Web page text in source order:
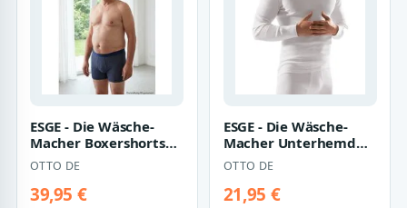
ESGE - Die Wäsche-
Macher Boxershorts
Feinripp Herren
Boxershorts mit E…
OTTO DE
39,95 €
ESGE - Die Wäsche-
Macher Unterhemd
Herren langarm
Unterhemd Lord
Doppe…
OTTO DE
21,95 €